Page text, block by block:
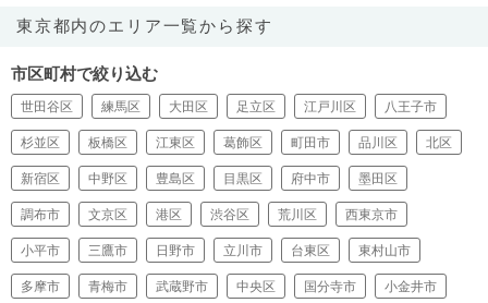
東京都内のエリア一覧から探す
市区町村で絞り込む
世田谷区 練馬区 大田区 足立区 江戸川区 八王子市
杉並区 板橋区 江東区 葛飾区 町田市 品川区 北区
新宿区 中野区 豊島区 目黒区 府中市 墨田区
調布市 文京区 港区 渋谷区 荒川区 西東京市
小平市 三鷹市 日野市 立川市 台東区 東村山市
多摩市 青梅市 武蔵野市 中央区 国分寺市 小金井市